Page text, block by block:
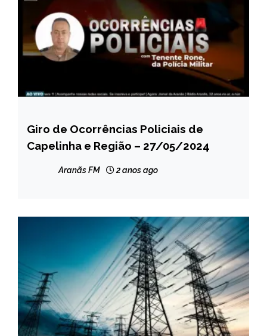
CAPELINHA
MINAS
Giro de Ocorrências Policiais de
Capelinha e Região – 27/05/2024
Aranãs FM 2 anos ago